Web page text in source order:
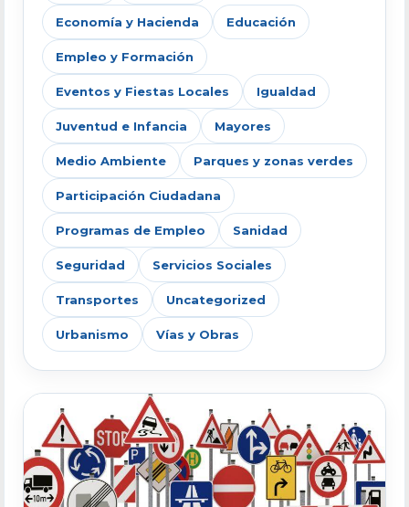
Economía y Hacienda Educación
Empleo y Formación
Eventos y Fiestas Locales Igualdad
Juventud e Infancia Mayores
Medio Ambiente Parques y zonas verdes
Participación Ciudadana
Programas de Empleo Sanidad
Seguridad Servicios Sociales
Transportes Uncategorized
Urbanismo Vías y Obras